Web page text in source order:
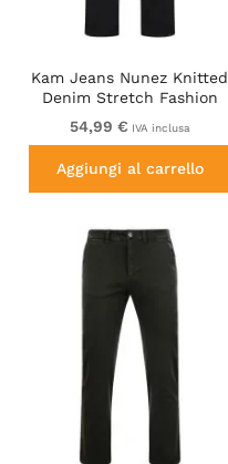
Kam Jeans Nunez Knitted
Denim Stretch Fashion
Jeans Charcoal
54,99 € IVA inclusa
Aggiungi al carrello